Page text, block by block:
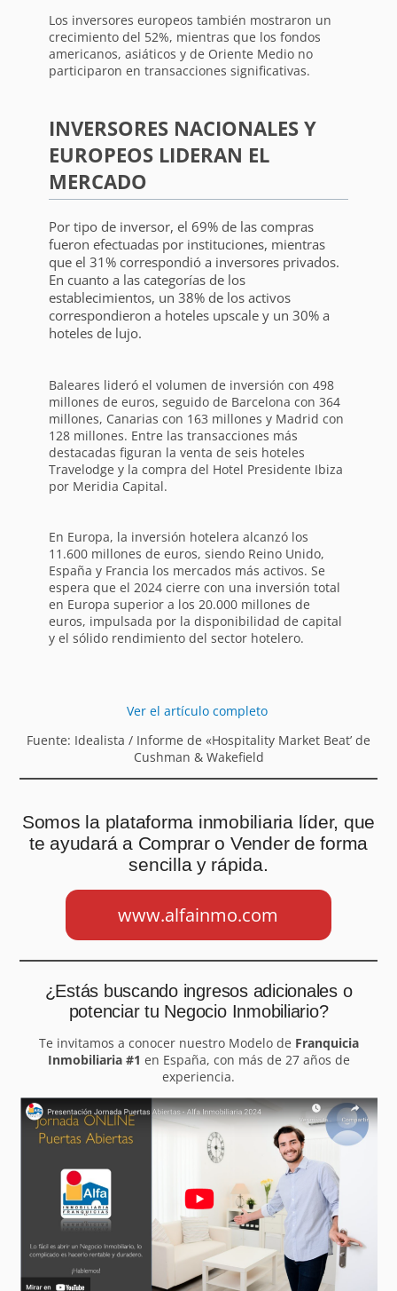
Los inversores europeos también mostraron un
crecimiento del 52%, mientras que los fondos
americanos, asiáticos y de Oriente Medio no
participaron en transacciones significativas.
INVERSORES NACIONALES Y
EUROPEOS LIDERAN EL
MERCADO
Por tipo de inversor, el 69% de las compras
fueron efectuadas por instituciones, mientras
que el 31% correspondió a inversores privados.
En cuanto a las categorías de los
establecimientos, un 38% de los activos
correspondieron a hoteles upscale y un 30% a
hoteles de lujo.
Baleares lideró el volumen de inversión con 498
millones de euros, seguido de Barcelona con 364
millones, Canarias con 163 millones y Madrid con
128 millones. Entre las transacciones más
destacadas figuran la venta de seis hoteles
Travelodge y la compra del Hotel Presidente Ibiza
por Meridia Capital.
En Europa, la inversión hotelera alcanzó los
11.600 millones de euros, siendo Reino Unido,
España y Francia los mercados más activos. Se
espera que el 2024 cierre con una inversión total
en Europa superior a los 20.000 millones de
euros, impulsada por la disponibilidad de capital
y el sólido rendimiento del sector hotelero.
Ver el artículo completo
Fuente: Idealista / Informe de «Hospitality Market Beat’ de
Cushman & Wakefield
Somos la plataforma inmobiliaria líder, que
te ayudará a Comprar o Vender de forma
sencilla y rápida.
www.alfainmo.com
¿Estás buscando ingresos adicionales o
potenciar tu Negocio Inmobiliario?
Te invitamos a conocer nuestro Modelo de Franquicia
Inmobiliaria #1 en España, con más de 27 años de
experiencia.